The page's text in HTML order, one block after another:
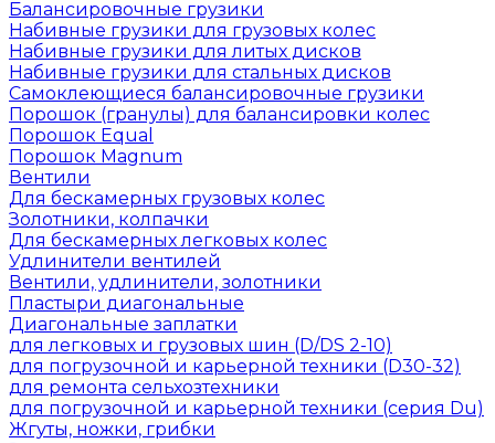
Балансировочные грузики
Набивные грузики для грузовых колес
Набивные грузики для литых дисков
Набивные грузики для стальных дисков
Самоклеющиеся балансировочные грузики
Порошок (гранулы) для балансировки колес
Порошок Equal
Порошок Magnum
Вентили
Для бескамерных грузовых колес
Золотники, колпачки
Для бескамерных легковых колес
Удлинители вентилей
Вентили, удлинители, золотники
Пластыри диагональные
Диагональные заплатки
для легковых и грузовых шин (D/DS 2-10)
для погрузочной и карьерной техники (D30-32)
для ремонта сельхозтехники
для погрузочной и карьерной техники (серия Du)
Жгуты, ножки, грибки